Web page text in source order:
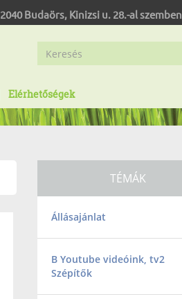
2040 Budaörs, Kinizsi u. 28.-al szemben
Elérhetőségek
TÉMÁK
Állásajánlat
B Youtube videóink, tv2
Szépítők